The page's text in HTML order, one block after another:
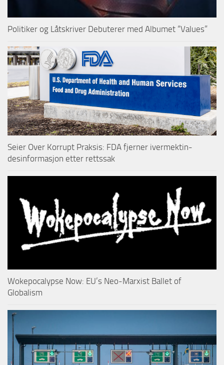
Politiker og Låtskriver Debuterer med Albumet “Values”
Seier Over Korrupt Praksis: FDA fjerner ivermektin-
desinformasjon etter rettssak
Wokepocalypse Now: EU’s Neo-Marxist Ballet of
Globalism